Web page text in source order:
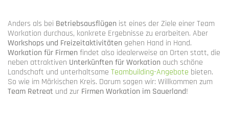
Anders als bei Betriebsausflügen ist eines der Ziele einer Team
Workation durchaus, konkrete Ergebnisse zu erarbeiten. Aber
Workshops und Freizeitaktivitäten gehen Hand in Hand.
Workation für Firmenfindet also idealerweise an Orten statt, die
neben attraktiven Unterkünften für Workation auch schöne
Landschaft und unterhaltsame Teambuilding-Angebote bieten.
So wie im Märkischen Kreis. Darum sagen wir: Willkommen zum
Team Retreat und zur Firmen Workation im Sauerland!